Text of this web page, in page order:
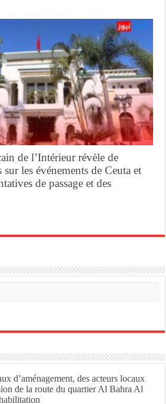
de l’Intérieur révèle de
les événements de Ceuta et
de passage et des
d’aménagement, des acteurs locaux
de la route du quartier Al Bahra Al